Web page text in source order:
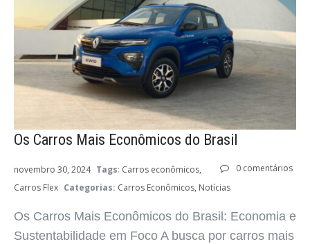
Os Carros Mais Econômicos do Brasil
0 comentários
novembro 30, 2024 Tags: Carros econômicos
Carros Flex Categorias: Carros Econômicos Notícias
Os Carros Mais Econômicos do Brasil: Economia e
Sustentabilidade em Foco A busca por carros mais